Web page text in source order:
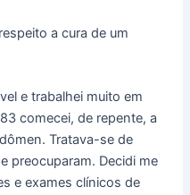
a cura de um
e trabalhei muito em
comecei, de repente, a
Tratava-se de
preocuparam. Decidi me
e exames clínicos de